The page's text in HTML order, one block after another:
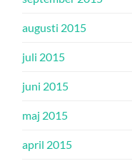
augusti 2015
juli 2015
juni 2015
maj 2015
april 2015